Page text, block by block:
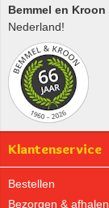
Bemmel en Kroon
Nederland!
Klantenservice
Bestellen
Bezorgen & afhalen